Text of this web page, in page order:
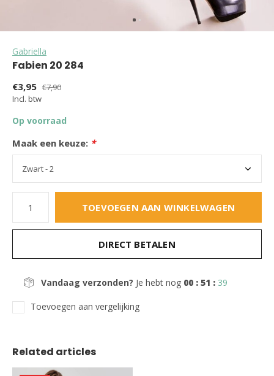
Gabriella
Fabien 20 284
€3,95 €7,90
Incl. btw
Op voorraad
Maak een keuze: *
TOEVOEGEN AAN WINKELWAGEN
DIRECT BETALEN
Vandaag verzonden? Je hebt nog 00 : 51 : 38
Toevoegen aan vergelijking
Related articles